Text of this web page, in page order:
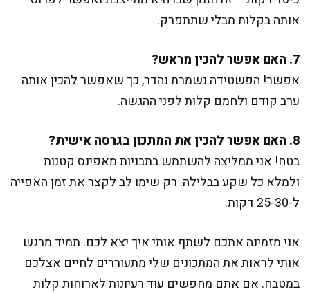
אותה בקלות מבלי שתתפרק.
7. האם אפשר להכין מראש?
אפשר! הפשטידה נשמרת נהדר, כך שאפשר להכין אותה
ערב קודם ולחמם קלות לפני ההגשה.
8. האם אפשר להכין את המתכון בגרסה אישית?
בטח! אני ממליצה להשתמש בתבניות מאפינס קטנות
ולמלא כל שקע בבלילה. רק שימו לב לקצר את זמן האפייה
ל-25-30 דקות.
אני מזמינה אתכם לשתף אותי איך יצא לכם. תמיד מרגש
אותי לראות את המתכונים שלי מתעוררים לחיים אצלכם
במטבח. אם אתם מחפשים עוד רעיונות לארוחות קלות